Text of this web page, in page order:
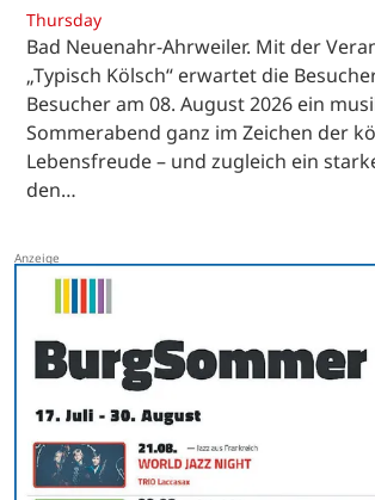
Thursday
Bad Neuenahr-Ahrweiler. Mit der
„Typisch Kölsch“ erwartet die
Besucher am 08. August 2026 ein
Sommerabend ganz im Zeichen der
Lebensfreude – und zugleich ein
den…